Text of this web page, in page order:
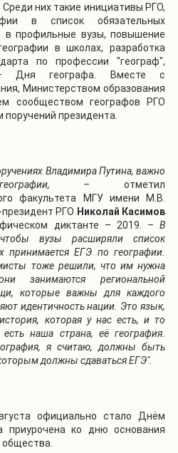
них такие инициативы РГО,
в список обязательных
в профильные вузы, повышение
в школах, разработка
по профессии "географ",
– Дня географа. Вместе с
Министерством образования
сообществом географов РГО
президента.
Владимира Путина, важно
– отметил
факультета МГУ имени М.В.
РГО Николай Касимов
диктанте – 2019.
– В
вузы расширяли список
принимается ЕГЭ по географии.
тоже решили, что им нужна
занимаются региональной
которые важны для каждого
идентичность нации. Это язык,
которая у нас есть, и то
наша страна, её география.
я считаю, должны быть
должны сдаваться ЕГЭ".
официально стало Днём
приурочена ко дню основания
общества.